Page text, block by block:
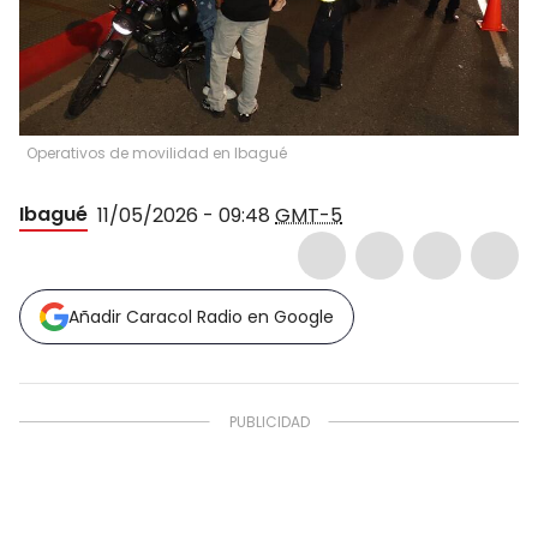
Operativos de movilidad en Ibagué
Ibagué 11/05/2026 - 09:48 GMT-5
Añadir Caracol Radio en Google